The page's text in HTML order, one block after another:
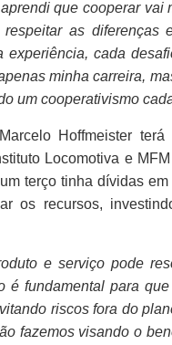
que cooperar
as
cada
minha carreira,
um cooperativismo
Hoffmeister
Locomotiva e
terço tinha dívidas
os recursos,
e serviço pode
é fundamental para
riscos fora do
fazemos visando o